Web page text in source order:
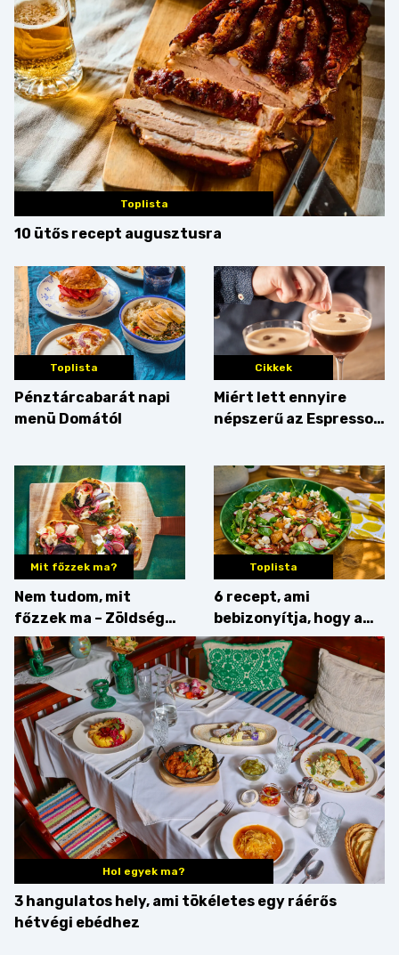
Toplista
10 ütős recept augusztusra
Toplista
Pénztárcabarát napi
menü Domától
Cikkek
Miért lett ennyire
népszerű az Espresso
érdemes enni mellé?
Mit főzzek ma?
Nem tudom, mit
főzzek ma – Zöldség
minden mennyiségben
Toplista
6 recept, ami
bebizonyítja, hogy a
barack húsok mellé is
zseniális
Hol egyek ma?
3 hangulatos hely, ami tökéletes egy ráérős
hétvégi ebédhez